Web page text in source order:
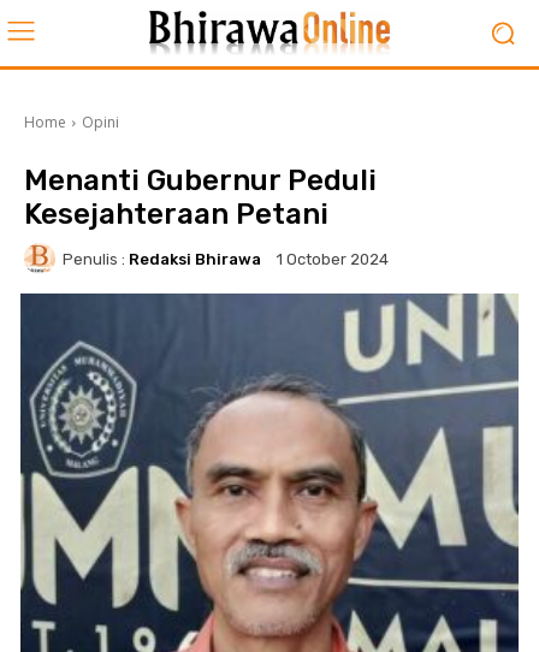
Home Opini
Menanti Gubernur Peduli
Kesejahteraan Petani
Penulis : Redaksi Bhirawa 1 October 2024